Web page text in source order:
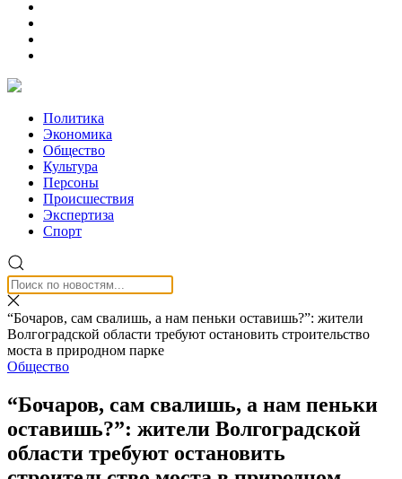
Политика
Экономика
Общество
Культура
Персоны
Происшествия
Экспертиза
Спорт
“Бочаров, сам свалишь, а нам пеньки оставишь?”: жители
Волгоградской области требуют остановить строительство
моста в природном парке
Общество
“Бочаров, сам свалишь, а нам пеньки
оставишь?”: жители Волгоградской
области требуют остановить